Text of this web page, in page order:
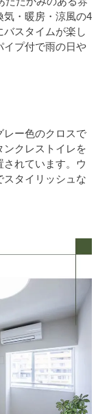
気・暖房・涼風の4
スタイムが楽し
イプ付で雨の日や
レー色のクロスで
クレストイレを
れています。ウ
スタイリッシュな